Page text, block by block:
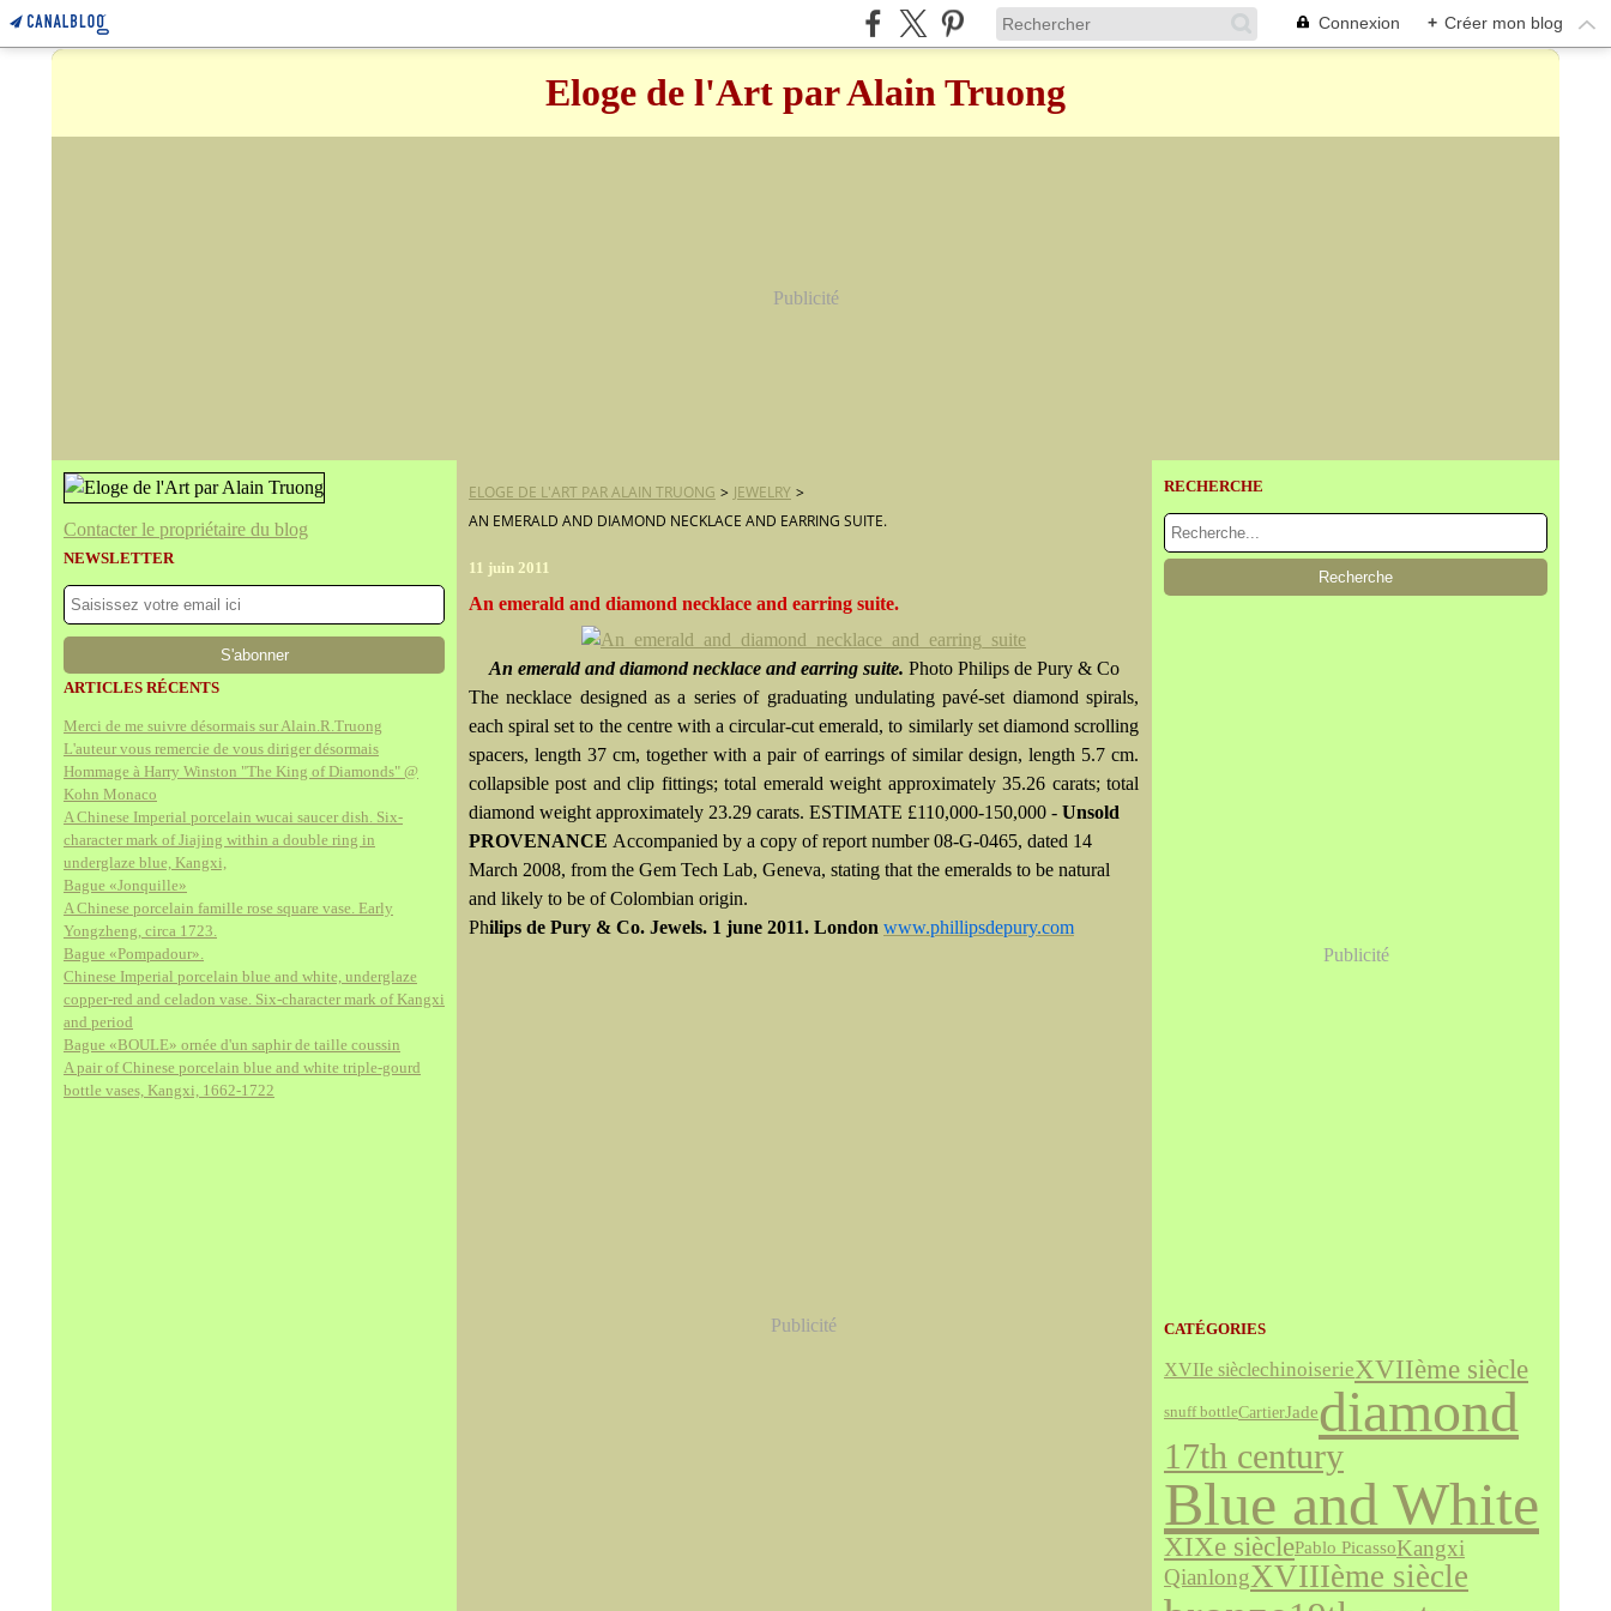
Connexion + Créer mon blog
Eloge de l'Art par Alain Truong
Publicité
Contacter le propriétaire du blog
NEWSLETTER
ARTICLES RÉCENTS
Merci de me suivre désormais sur Alain.R.Truong
L'auteur vous remercie de vous diriger désormais
Hommage à Harry Winston "The King of Diamonds" @
Kohn Monaco
A Chinese Imperial porcelain wucai saucer dish. Six-
character mark of Jiajing within a double ring in
underglaze blue, Kangxi,
Bague «Jonquille»
A Chinese porcelain famille rose square vase. Early
Yongzheng, circa 1723.
Bague «Pompadour».
Chinese Imperial porcelain blue and white, underglaze
copper-red and celadon vase. Six-character mark of Kangxi
and period
Bague «BOULE» ornée d'un saphir de taille coussin
A pair of Chinese porcelain blue and white triple-gourd
bottle vases, Kangxi, 1662-1722
ELOGE DE L'ART PAR ALAIN TRUONG > JEWELRY >
AN EMERALD AND DIAMOND NECKLACE AND EARRING SUITE.
11 juin 2011
An emerald and diamond necklace and earring suite.
An emerald and diamond necklace and earring suite. Photo Philips de Pury & Co
The necklace designed as a series of graduating undulating pavé-set diamond spirals,
each spiral set to the centre with a circular-cut emerald, to similarly set diamond scrolling
spacers, length 37 cm, together with a pair of earrings of similar design, length 5.7 cm.
collapsible post and clip fittings; total emerald weight approximately 35.26 carats; total
diamond weight approximately 23.29 carats. ESTIMATE £110,000-150,000 - Unsold
PROVENANCE Accompanied by a copy of report number 08-G-0465, dated 14
March 2008, from the Gem Tech Lab, Geneva, stating that the emeralds to be natural
and likely to be of Colombian origin.
Philips de Pury & Co. Jewels. 1 june 2011. London www.phillipsdepury.com
Publicité
RECHERCHE
Publicité
CATÉGORIES
XVIIe sièclechinoiserieXVIIème siècle
snuff bottleCartierJadediamond
17th century
Blue and White
XIXe sièclePablo PicassoKangxi
QianlongXVIIIème siècle